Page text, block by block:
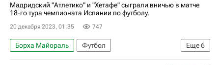
Мадридский "Атлетико" и "Хетафе" сыграли вничью в матче
18-го тура чемпионата Испании по футболу.
20 декабря 2023, 01:35 747
Еще6
Борха Майораль
Футбол
Антуан Гризманн
Альваро Мората